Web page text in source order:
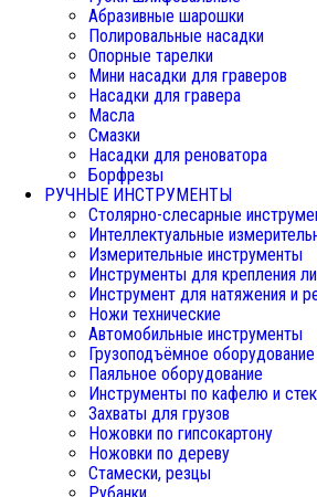
Абразивные шарошки
Полировальные насадки
Опорные тарелки
Мини насадки для граверов
Насадки для гравера
Масла
Смазки
Насадки для реноватора
Борфрезы
РУЧНЫЕ ИНСТРУМЕНТЫ
Столярно-слесарные
Интеллектуальные
Измерительные инструменты
Инструменты для крепления
Инструмент для натяжения и
Ножи технические
Автомобильные инструменты
Грузоподъёмное оборудование
Паяльное оборудование
Инструменты по кафелю и
Захваты для грузов
Ножовки по гипсокартону
Ножовки по дереву
Стамески, резцы